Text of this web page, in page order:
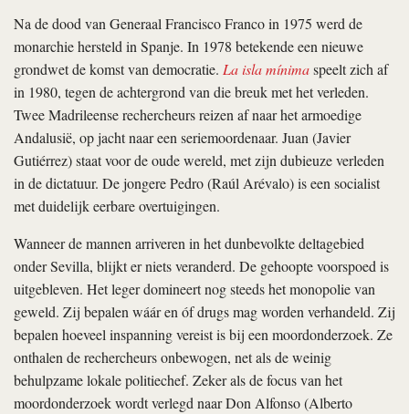
Na de dood van Generaal Francisco Franco in 1975 werd de
monarchie hersteld in Spanje. In 1978 betekende een nieuwe
grondwet de komst van democratie. La isla mínimaspeelt zich af
in 1980, tegen de achtergrond van die breuk met het verleden.
Twee Madrileense rechercheurs reizen af naar het armoedige
Andalusië, op jacht naar een seriemoordenaar. Juan (Javier
Gutiérrez) staat voor de oude wereld, met zijn dubieuze verleden
in de dictatuur. De jongere Pedro (Raúl Arévalo) is een socialist
met duidelijk eerbare overtuigingen.
Wanneer de mannen arriveren in het dunbevolkte deltagebied
onder Sevilla, blijkt er niets veranderd. De gehoopte voorspoed is
uitgebleven. Het leger domineert nog steeds het monopolie van
geweld. Zij bepalen wáár en óf drugs mag worden verhandeld. Zij
bepalen hoeveel inspanning vereist is bij een moordonderzoek. Ze
onthalen de rechercheurs onbewogen, net als de weinig
behulpzame lokale politiechef. Zeker als de focus van het
moordonderzoek wordt verlegd naar Don Alfonso (Alberto